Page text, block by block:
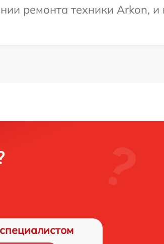
ремонта техники Arkon,